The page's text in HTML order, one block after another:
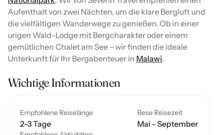
Aufenthalt von zwei Nächten, um die klare Bergluft und
die vielfältigen Wanderwege zu genießen. Ob in einer
urigen Wald-Lodge mit Bergcharakter oder einem
gemütlichen Chalet am See – wir finden die ideale
Unterkunft für Ihr Bergabenteuer in Malawi.
Wichtige Informationen
Empfohlene Reiselänge
2-3 Tage
Bese Reisezeit
Mai - September